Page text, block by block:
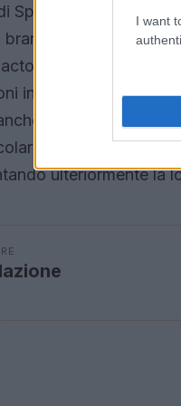
I want
Spotify sono
Con l’avvento
hanno la
inedite presentate
oggetto di
evidente
ulteriormente la